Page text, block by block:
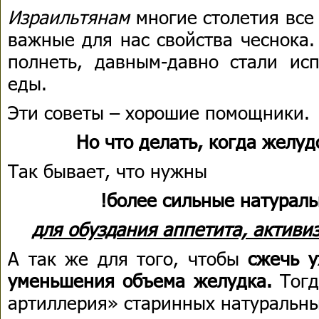
Израильтянам многие столетия
важные для нас свойства
полнеть, давным-давно стали
еды.
Эти советы – хорошие помощники.
Но что делать, когда
Так бывает, что нужны
!более сильные
для обуздания аппетита,
А так же для того, чтобы сжечь
уменьшения объема желудка.
артиллерия» старинных